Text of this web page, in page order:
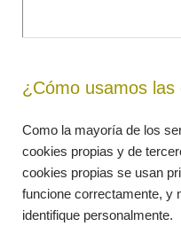
¿Cómo usamos las
Como la mayoría de los
cookies propias y de
cookies propias se usan
funcione correctamente, y
identifique personalmente.